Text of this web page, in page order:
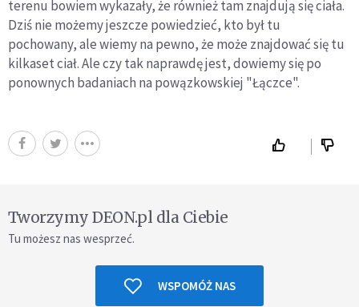
terenu bowiem wykazały, że również tam znajdują się ciała.
Dziś nie możemy jeszcze powiedzieć, kto był tu
pochowany, ale wiemy na pewno, że może znajdować się tu
kilkaset ciał. Ale czy tak naprawdę jest, dowiemy się po
ponownych badaniach na powązkowskiej "Łączce".
Tworzymy DEON.pl dla Ciebie
Tu możesz nas wesprzeć.
WSPOMÓŻ NAS